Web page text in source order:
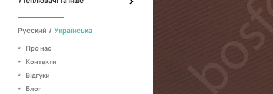
Русский / Українська
Про нас
Контакти
Відгуки
Блог